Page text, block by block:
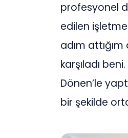
profesyonel
edilen
adım
karşıladı
Dönen’le
bir şekilde